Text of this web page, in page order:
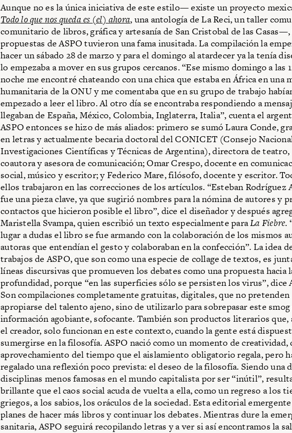
Aunque no es la única iniciativa de este estilo— existe un proyecto
Todo lo que nos queda es (el) ahora, una antología de La Reci, un taller
comunitario de libros, gráfica y artesanía de San Cristobal de las Casas—,
propuestas de ASPO tuvieron una fama inusitada. La compilación la
hacer un sábado 28 de marzo y para el domingo al atardecer ya la tenía
lo empezaba a mover en sus grupos cercanos. “Ese mismo domingo a las
noche me encontré chateando con una chica que estaba en África en una
humanitaria de la ONU y me comentaba que en su grupo de trabajo
empezado a leer el libro. Al otro día se encontraba respondiendo a
llegaban de España, México, Colombia, Inglaterra, Italia”, cuenta el
ASPO entonces se hizo de más aliados: primero se sumó Laura Conde,
en letras y actualmente becaria doctoral del CONICET (Consejo
Investigaciones Científicas y Técnicas de Argentina), directora de teatro,
coautora y asesora de comunicación; Omar Crespo, docente en
social, músico y escritor; y Federico Mare, filósofo, docente y escritor.
ellos trabajaron en las correcciones de los artículos. “Esteban Rodríguez
fue una pieza clave, ya que sugirió nombres para la nómina de autores y
contactos que hicieron posible el libro”, dice el diseñador y después
Maristella Svampa, quien escribió un texto especialmente paraLa Fiebre.
lugar a dudas el libro se fue armando con la colaboración de los mismos
autoras que entendían el gesto y colaboraban en la confección”. La idea
trabajos de ASPO, que son como una especie de collage de textos, es
líneas discursivas que promueven los debates como una propuesta hacia
profundidad, porque “en las superficies sólo se persisten los virus”, dice
Son compilaciones completamente gratuitas, digitales, que no pretenden
apropiarse del talento ajeno, sino de utilizarlo para sobrepasar este smog
información agobiante, sofocante. También son productos literarios que,
el creador, solo funcionan en este contexto, cuando la gente está
sumergirse en la filosofía. ASPO nació como un momento de creatividad,
aprovechamiento del tiempo que el aislamiento obligatorio regala, pero
regalado una reflexión poco prevista: el deseo de la filosofía. Siendo una
disciplinas menos famosas en el mundo capitalista por ser “inútil”,
brillante que el caos social acuda de vuelta a ella, como un regreso a los
griegos, a los sabios, los oráculos de la sociedad. Esta editorial
planes de hacer más libros y continuar los debates. Mientras dure la
sanitaria, ASPO seguirá recopilando letras y a ver si así encontramos la